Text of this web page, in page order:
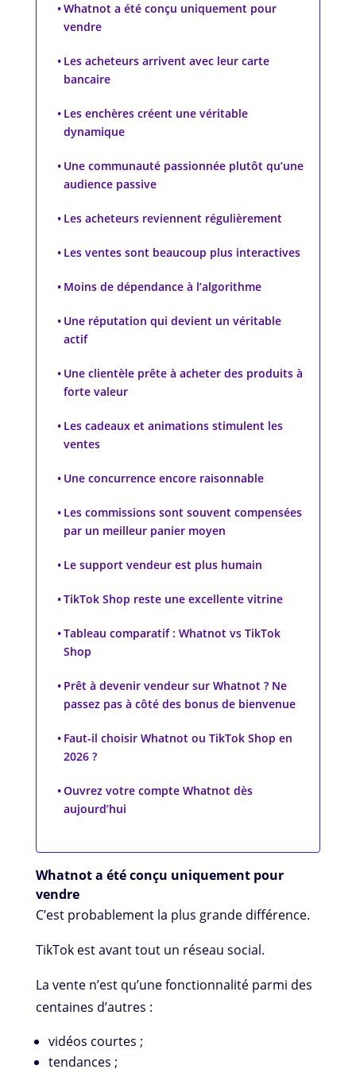
Whatnot a été conçu uniquement pour
vendre
Les acheteurs arrivent avec leur carte
bancaire
Les enchères créent une véritable
dynamique
Une communauté passionnée plutôt qu’une
audience passive
Les acheteurs reviennent régulièrement
Les ventes sont beaucoup plus interactives
Moins de dépendance à l’algorithme
Une réputation qui devient un véritable
actif
Une clientèle prête à acheter des produits à
forte valeur
Les cadeaux et animations stimulent les
ventes
Une concurrence encore raisonnable
Les commissions sont souvent compensées
par un meilleur panier moyen
Le support vendeur est plus humain
TikTok Shop reste une excellente vitrine
Tableau comparatif : Whatnot vs TikTok
Shop
Prêt à devenir vendeur sur Whatnot ? Ne
passez pas à côté des bonus de bienvenue
Faut-il choisir Whatnot ou TikTok Shop en
2026 ?
Ouvrez votre compte Whatnot dès
aujourd’hui
Whatnot a été conçu uniquement pour
vendre
C’est probablement la plus grande différence.
TikTok est avant tout un réseau social.
La vente n’est qu’une fonctionnalité parmi des
centaines d’autres :
vidéos courtes ;
tendances ;